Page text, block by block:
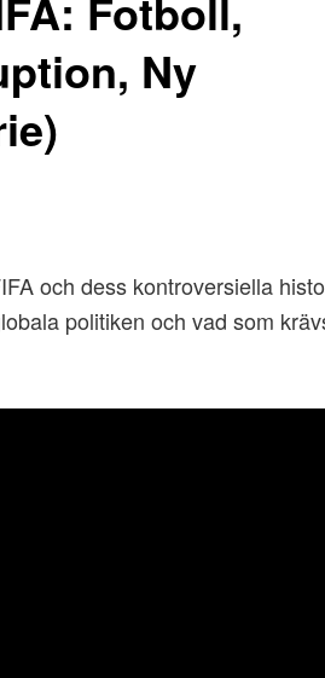
Ny
och dess kontroversiella
politiken och vad som